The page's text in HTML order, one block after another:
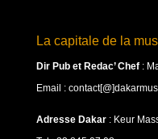
La capitale de la
Dir Pub et Redac’ Chef:
Email :
Adresse Dakar: Keur